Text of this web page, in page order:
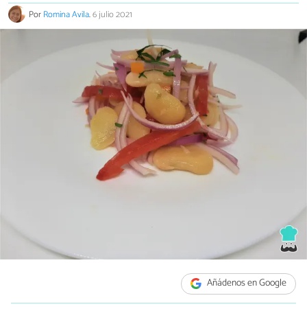
PorRomina Avila.6 julio 2021
Añádenos en Google